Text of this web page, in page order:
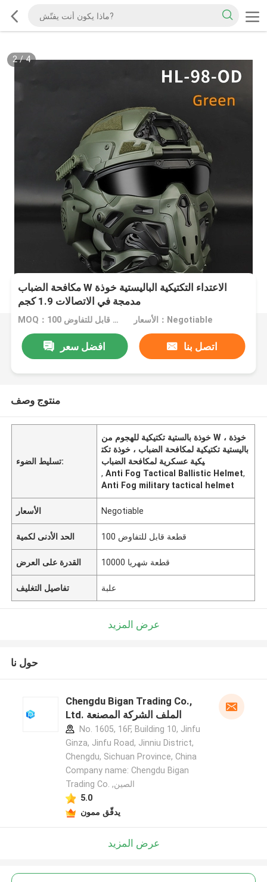
2/4
مكافحة الضباب W الاعتداء التكتيكية الباليستية خوذة
مدمجة في الاتصالات 1.9 كجم
MOQ：100 قطعة قابل للتفاوض الأسعار：Negotiable
افضل سعر اتصل بنا
منتوج وصف
تسليط الضوء:
خوذة بالستية تكتيكية للهجوم من W ، خوذة
باليستية تكتيكية لمكافحة الضباب ، خوذة تكت
يكية عسكرية لمكافحة الضباب
,Anti Fog Tactical Ballistic Helmet,
Anti Fog military tactical helmet
الأسعار Negotiable
الحد الأدنى لكمية 100 قطعة قابل للتفاوض
القدرة على العرض 10000 قطعة شهريا
تفاصيل التغليف علبة
عرض المزيد
حول نا
Chengdu Bigan Trading Co.,
Ltd. الملف الشركة المصنعة
No. 1605, 16F, Building 10, Jinfu
Ginza, Jinfu Road, Jinniu District,
Chengdu, Sichuan Province, China
Company name: Chengdu Bigan
Trading Co. ,الصين
5.0
يدقّق ممون
عرض المزيد